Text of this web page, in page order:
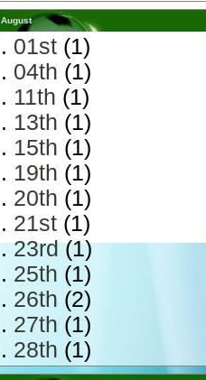
August
. 01st (1)
. 04th (1)
. 11th (1)
. 13th (1)
. 15th (1)
. 19th (1)
. 20th (1)
. 21st (1)
.23rd(1)
. 25th (1)
. 26th (2)
. 27th (1)
. 28th (1)